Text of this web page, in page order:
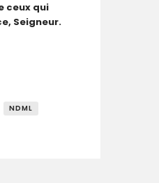
ceux qui
Seigneur.
NDML